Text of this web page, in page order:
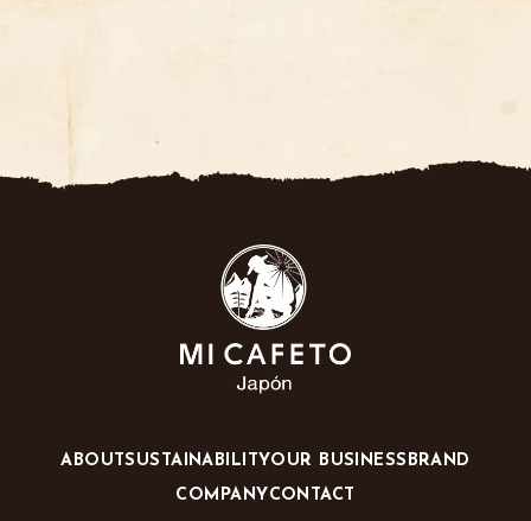
ABOUTSUSTAINABILITYOUR BUSINESS BRAND
COMPANY CONTACT